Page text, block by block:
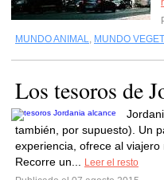
MUNDO ANIMAL, MUNDO
Los tesoros de
también, por supuesto). Un
experiencia, ofrece al viajero
Recorre un...
Leer el resto